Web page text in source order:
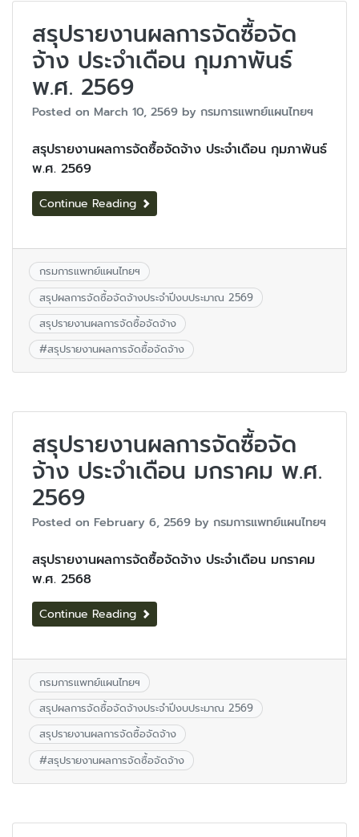
สรุปรายงานผลการจัดซื้อจัด
จ้าง ประจำเดือน กุมภาพันธ์
พ.ศ. 2569
Posted on March 10, 2569 by กรมการแพทย์แผนไทยฯ
สรุปรายงานผลการจัดซื้อจัดจ้าง ประจำเดือน กุมภาพันธ์
พ.ศ. 2569
Continue Reading
กรมการแพทย์แผนไทยฯ
สรุปผลการจัดซื้อจัดจ้างประจำปีงบประมาณ 2569
สรุปรายงานผลการจัดซื้อจัดจ้าง
#สรุปรายงานผลการจัดซื้อจัดจ้าง
สรุปรายงานผลการจัดซื้อจัด
จ้าง ประจำเดือน มกราคม พ.ศ.
2569
Posted on February 6, 2569 by กรมการแพทย์แผนไทยฯ
สรุปรายงานผลการจัดซื้อจัดจ้าง ประจำเดือน มกราคม
พ.ศ. 2568
Continue Reading
กรมการแพทย์แผนไทยฯ
สรุปผลการจัดซื้อจัดจ้างประจำปีงบประมาณ 2569
สรุปรายงานผลการจัดซื้อจัดจ้าง
#สรุปรายงานผลการจัดซื้อจัดจ้าง